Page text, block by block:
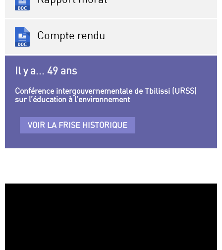
Compte rendu
Il y a... 49 ans
Conférence intergouvernementale de Tbilissi (URSS)
sur l’éducation à l’environnement
VOIR LA FRISE HISTORIQUE